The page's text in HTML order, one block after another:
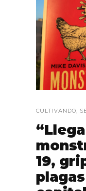
CULTIVANDO,
19,